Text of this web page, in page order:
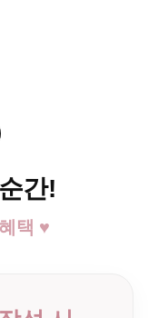
간!
택 ♥